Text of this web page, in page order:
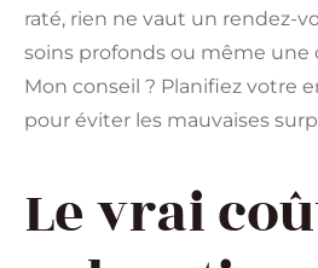
raté, rien ne vaut un rendez-
soins profonds ou même une
Mon conseil ? Planifiez votre
pour éviter les mauvaises
Le vrai